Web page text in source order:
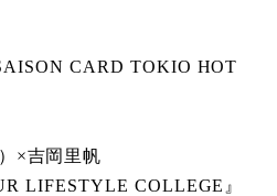
CARD TOKIO HOT
×吉岡里帆
LIFESTYLE COLLEGE』